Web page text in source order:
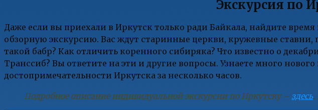
Экскурсия по
Даже если вы приехали в Иркутск только ради Байкала, найдите
обзорную экскурсию. Вас ждут старинные церкви, кружевные ставни,
такой бабр? Как отличить коренного сибиряка? Что известно о
Транссиб? Вы ответите на эти и другие вопросы. Узнаете много
достопримечательности Иркутска за несколько часов.
Подробное описание индивидуальной экскурсии по Иркутску – здесь.